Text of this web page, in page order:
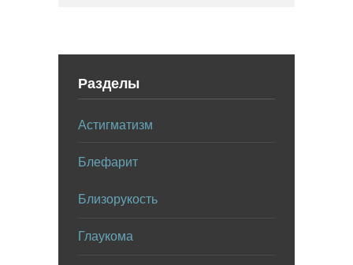
Разделы
Астигматизм
Блефарит
Близорукость
Глаукома